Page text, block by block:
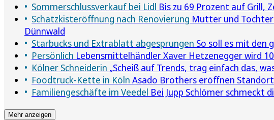
Sommerschlussverkauf bei Lidl Bis zu 69 Prozent auf Grill,
Schatzkisteröffnung nach Renovierung Mutter und Tochter
Dünnwald
Starbucks und Extrablatt abgesprungen So soll es mit den
Persönlich Lebensmittelhändler Xaver Hetzenegger wird
Kölner Schneiderin „Scheiß auf Trends, trag einfach das,
Foodtruck-Kette in Köln Asado Brothers eröffnen
Familiengeschäfte im Veedel Bei Jupp Schlömer schmeckt
Mehr anzeigen